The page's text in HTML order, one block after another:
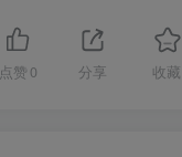
点赞 0 分享 收藏